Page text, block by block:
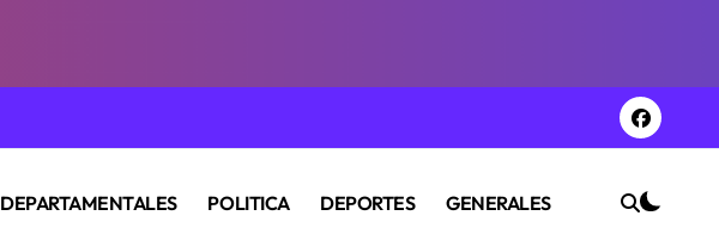
DEPARTAMENTALES POLITICA DEPORTES GENERALES